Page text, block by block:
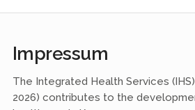
Impressum
The Integrated Health Services
2026) contributes to the